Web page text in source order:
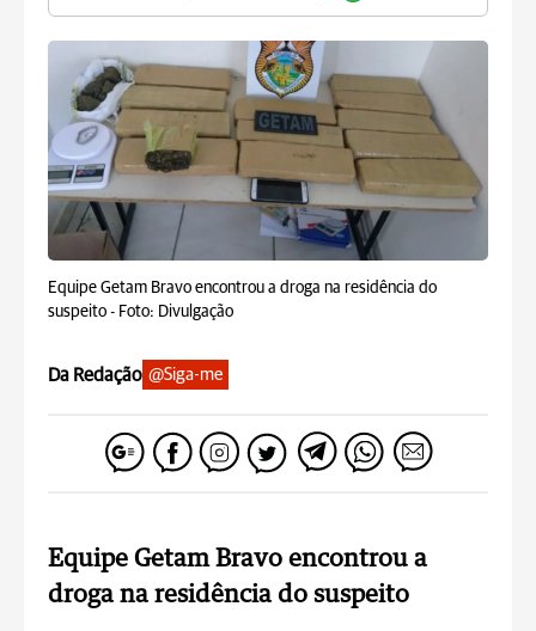
Equipe Getam Bravo encontrou a droga na residência do
suspeito - Foto: Divulgação
Da Redação @Siga-me
Equipe Getam Bravo encontrou a
droga na residência do suspeito